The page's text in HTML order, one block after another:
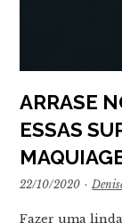
ARRASE
ESSAS
22/10/2020 ·
Fazer uma